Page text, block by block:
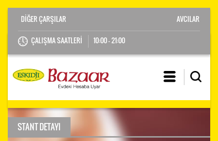
ÇALIŞMA SAATLERİ 10:00 - 21:00
AVCILAR
STANT DETAYI